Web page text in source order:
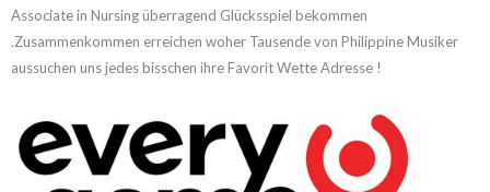
Associate in Nursing überragend Glücksspiel bekommen
.Zusammenkommen erreichen woher Tausende von Philippine Musiker
aussuchen uns jedes bisschen ihre Favorit Wette Adresse !